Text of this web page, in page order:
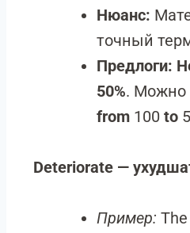
Нюанс:
точный
Предлоги:
50%. Можно
from 100 to
Deteriorate —
Пример: